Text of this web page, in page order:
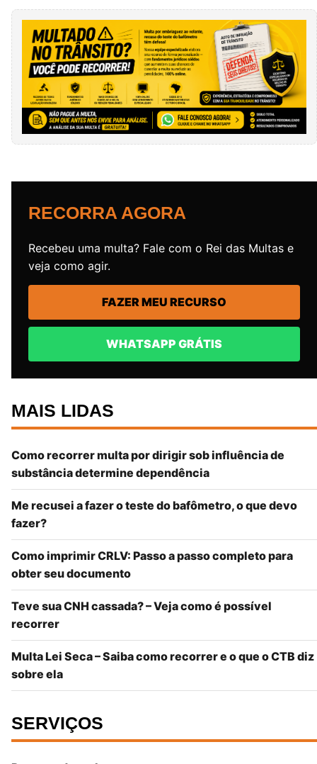
RECORRA AGORA
Recebeu uma multa? Fale com o Rei das Multas e
veja como agir.
FAZER MEU RECURSO
WHATSAPP GRÁTIS
MAIS LIDAS
Como recorrer multa por dirigir sob influência de
substância determine dependência
Me recusei a fazer o teste do bafômetro, o que devo
fazer?
Como imprimir CRLV: Passo a passo completo para
obter seu documento
Teve sua CNH cassada? – Veja como é possível
recorrer
Multa Lei Seca – Saiba como recorrer e o que o CTB diz
sobre ela
SERVIÇOS